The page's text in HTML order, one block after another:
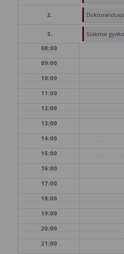
2.
3.
Szakmai
08:00
09:00
10:00
11:00
12:00
13:00
14:00
15:00
16:00
17:00
18:00
19:00
20:00
21:00